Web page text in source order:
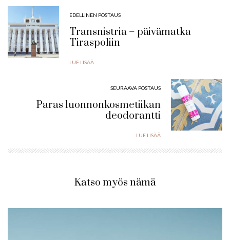
EDELLINEN POSTAUS
Transnistria – päivämatka
Tiraspoliin
LUE LISÄÄ
SEURAAVA POSTAUS
Paras luonnonkosmetiikan
deodorantti
LUE LISÄÄ
Katso myös nämä